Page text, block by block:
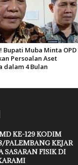
Bupati Muba Minta OPD
Persoalan Aset
dalam 4 Bulan
KE-129 KODIM
PALEMBANG KEJAR
SASARAN FISIK DI